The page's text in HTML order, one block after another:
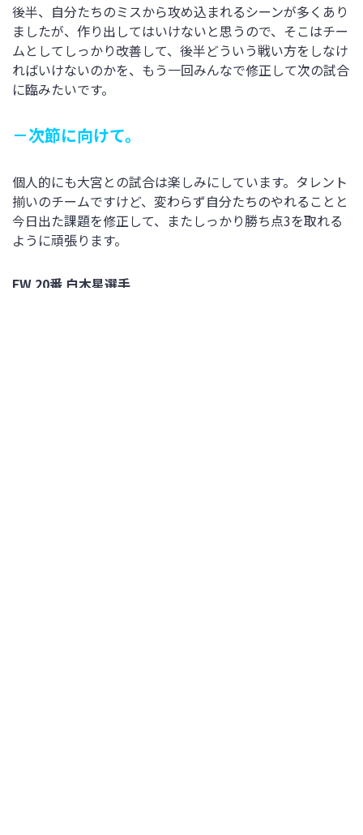
後半、自分たちのミスから攻め込まれるシーンが多くあり
ましたが、作り出してはいけないと思うので、そこはチー
ムとしてしっかり改善して、後半どういう戦い方をしなけ
ればいけないのかを、もう一回みんなで修正して次の試合
に臨みたいです。
－次節に向けて。
個人的にも大宮との試合は楽しみにしています。タレント
揃いのチームですけど、変わらず自分たちのやれることと
今日出た課題を修正して、またしっかり勝ち点3を取れる
ように頑張ります。
FW 20番 白木星選手